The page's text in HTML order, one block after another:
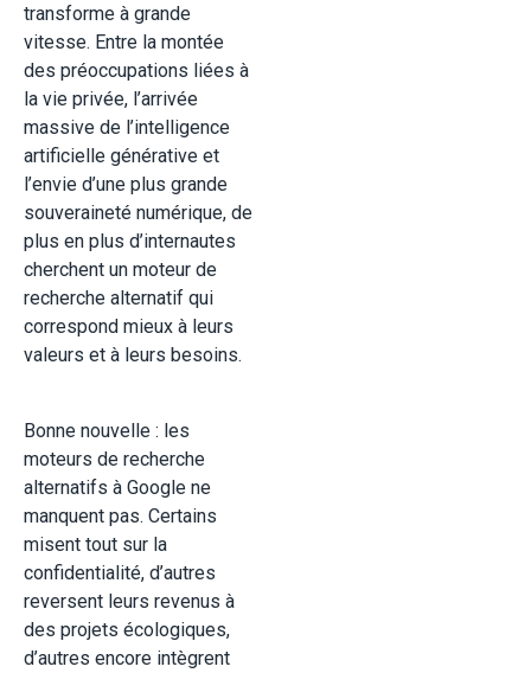
transforme à grande
vitesse. Entre la montée
des préoccupations liées à
la vie privée, l’arrivée
massive de l’intelligence
artificielle générative et
l’envie d’une plus grande
souveraineté numérique, de
plus en plus d’internautes
cherchent un moteur de
recherche alternatif qui
correspond mieux à leurs
valeurs et à leurs besoins.
Bonne nouvelle : les
moteurs de recherche
alternatifs à Google ne
manquent pas. Certains
misent tout sur la
confidentialité, d’autres
reversent leurs revenus à
des projets écologiques,
d’autres encore intègrent